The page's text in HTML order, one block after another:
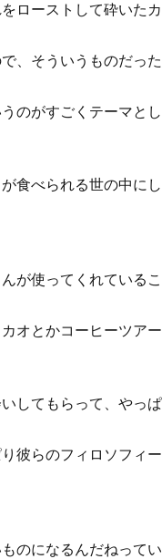
ローストして砕いた
、そういうものだっ
のがすごくテーマとし
食べられる世の中に
が使ってくれている
オとかコーヒーツアー
してもらって、やっ
彼らのフィロソフィ
のになるんだねって